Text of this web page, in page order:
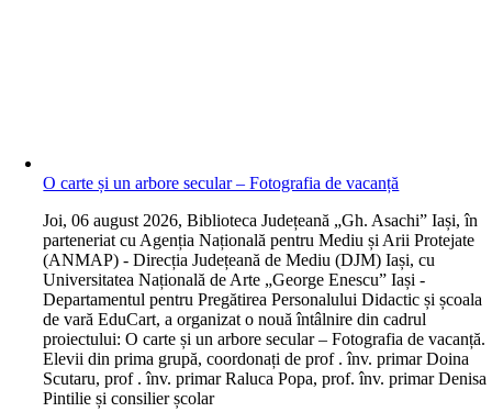
O carte și un arbore secular – Fotografia de vacanță
Joi, 06 august 2026, Biblioteca Județeană „Gh. Asachi” Iași, în
parteneriat cu Agenția Națională pentru Mediu și Arii Protejate
(ANMAP) - Direcția Județeană de Mediu (DJM) Iași, cu
Universitatea Națională de Arte „George Enescu” Iași -
Departamentul pentru Pregătirea Personalului Didactic și școala
de vară EduCart, a organizat o nouă întâlnire din cadrul
proiectului: O carte și un arbore secular – Fotografia de vacanță.
Elevii din prima grupă, coordonați de prof . înv. primar Doina
Scutaru, prof . înv. primar Raluca Popa, prof. înv. primar Denisa
Pintilie și consilier școlar